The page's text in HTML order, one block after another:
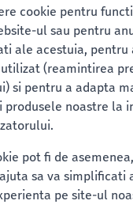
cookie pentru
ul sau pentru
ale acestuia, pentru
utilizat (reamintirea
si pentru a adapta
produsele noastre la
pot fi de
sa va simplificati
pe site-ul